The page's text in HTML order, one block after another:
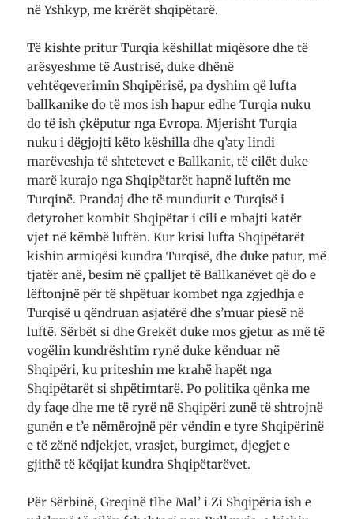
në Yshkyp, me krërët shqipëtarë.
Të kishte pritur Turqia këshillat miqësore dhe të
arësyeshme të Austrisë, duke dhënë
vehtëqeverimin Shqipërisë, pa dyshim që lufta
ballkanike do të mos ish hapur edhe Turqia nuku
do të ish çkëputur nga Evropa. Mjerisht Turqia
nuku i dëgjojti këto këshilla dhe q’aty lindi
marëveshja të shtetevet e Ballkanit, të cilët duke
marë kurajo nga Shqipëtarët hapnë luftën me
Turqinë. Prandaj dhe të mundurit e Turqisë i
detyrohet kombit Shqipëtar i cili e mbajti katër
vjet në këmbë luftën. Kur krisi lufta Shqipëtarët
kishin armiqësi kundra Turqisë, dhe duke patur, më
tjatër anë, besim në çpalljet të Ballkanëvet që do e
lëftonjnë për të shpëtuar kombet nga zgjedhja e
Turqisë u qëndruan asjatërë dhe s’muar piesë në
luftë. Sërbët si dhe Grekët duke mos gjetur as më të
vogëlin kundrështim rynë duke kënduar në
Shqipëri, ku priteshin me krahë hapët nga
Shqipëtarët si shpëtimtarë. Po politika qënka me
dy faqe dhe me të ryrë në Shqipëri zunë të shtrojnë
gunën e t’e nëmërojnë për vëndin e tyre Shqipërinë
e të zënë ndjekjet, vrasjet, burgimet, djegjet e
gjithë të këqijat kundra Shqipëtarëvet.
Për Sërbinë, Greqinë tlhe Mal’ i Zi Shqipëria ish e